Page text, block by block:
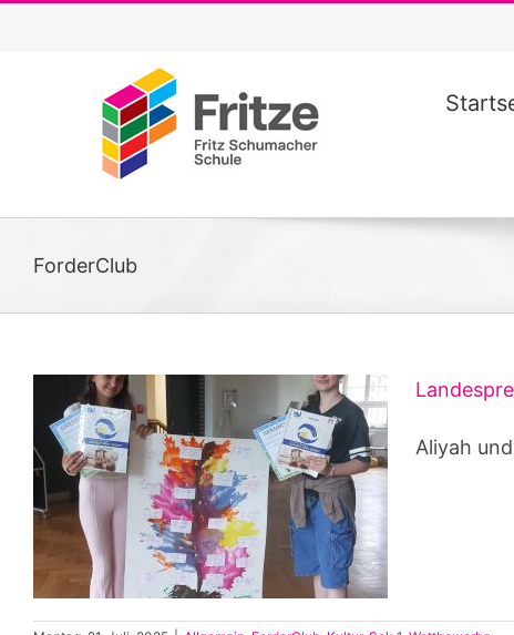
ForderClub
Aliyah